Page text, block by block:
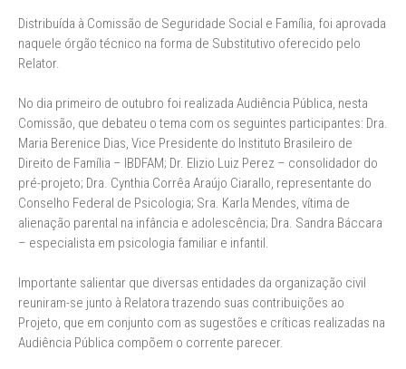
Distribuída à Comissão de Seguridade Social e Família, foi aprovada
naquele órgão técnico na forma de Substitutivo oferecido pelo
Relator.
No dia primeiro de outubro foi realizada Audiência Pública, nesta
Comissão, que debateu o tema com os seguintes participantes: Dra.
Maria Berenice Dias, Vice Presidente do Instituto Brasileiro de
Direito de Família – IBDFAM; Dr. Elizio Luiz Perez – consolidador do
pré-projeto; Dra. Cynthia Corrêa Araújo Ciarallo, representante do
Conselho Federal de Psicologia; Sra. Karla Mendes, vítima de
alienação parental na infância e adolescência; Dra. Sandra Báccara
– especialista em psicologia familiar e infantil.
Importante salientar que diversas entidades da organização civil
reuniram-se junto à Relatora trazendo suas contribuições ao
Projeto, que em conjunto com as sugestões e críticas realizadas na
Audiência Pública compõem o corrente parecer.